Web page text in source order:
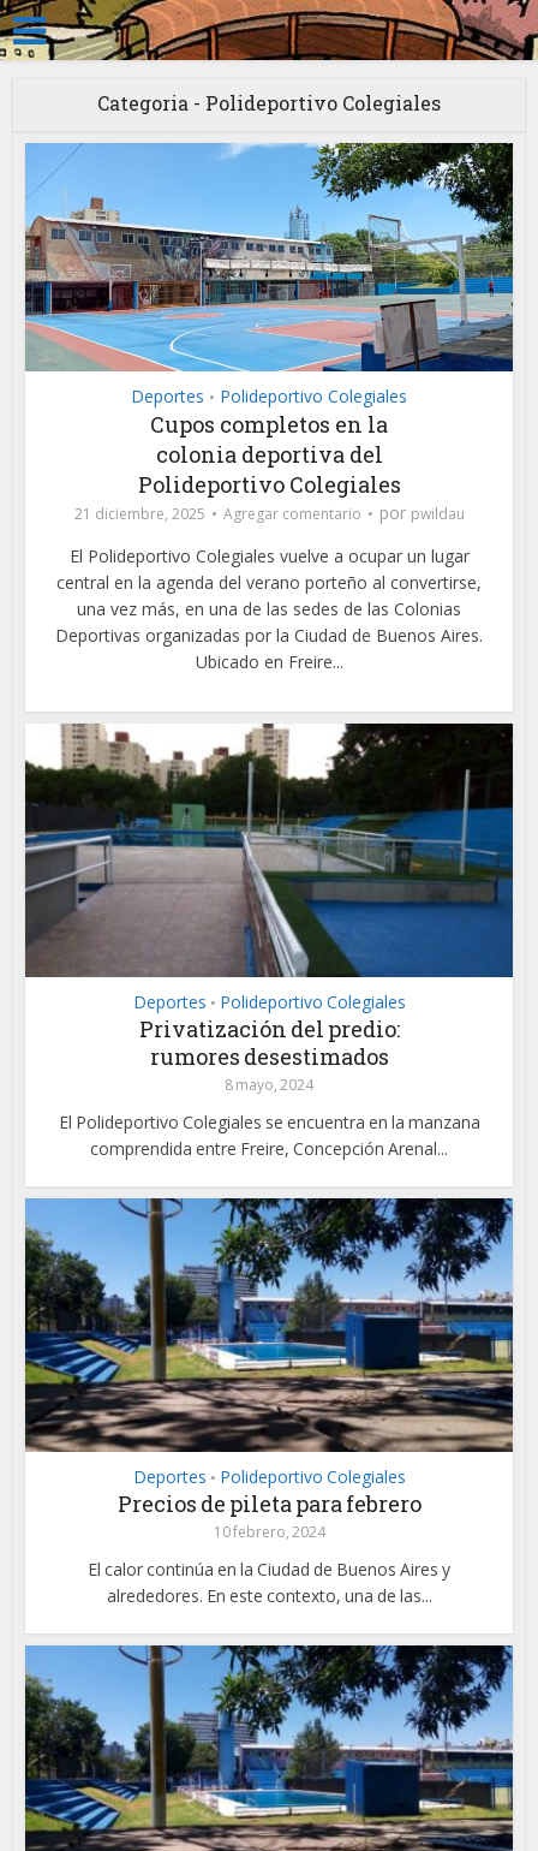
Categoria - Polideportivo Colegiales
Deportes • Polideportivo Colegiales
Cupos completos en la
colonia deportiva del
Polideportivo Colegiales
21 diciembre, 2025 Agregar comentario por pwildau
El Polideportivo Colegiales vuelve a ocupar un lugar
central en la agenda del verano porteño al convertirse,
una vez más, en una de las sedes de las Colonias
Deportivas organizadas por la Ciudad de Buenos Aires.
Ubicado en Freire...
Deportes • Polideportivo Colegiales
Privatización del predio:
rumores desestimados
8 mayo, 2024
El Polideportivo Colegiales se encuentra en la manzana
comprendida entre Freire, Concepción Arenal...
Deportes • Polideportivo Colegiales
Precios de pileta para febrero
10 febrero, 2024
El calor continúa en la Ciudad de Buenos Aires y
alrededores. En este contexto, una de las...